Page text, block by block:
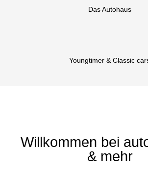
Das Autohaus
Youngtimer & Classic
Willkommen bei
& mehr